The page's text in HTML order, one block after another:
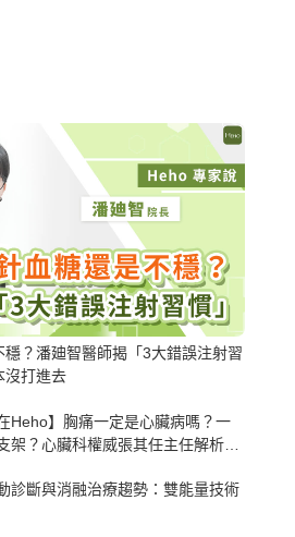
？潘廸智醫師揭「3大錯誤注射習
沒打進去
Heho】胸痛一定是心臟病嗎？一
架？心臟科權威張其任主任解析支
診斷與消融治療趨勢：雙能量技術